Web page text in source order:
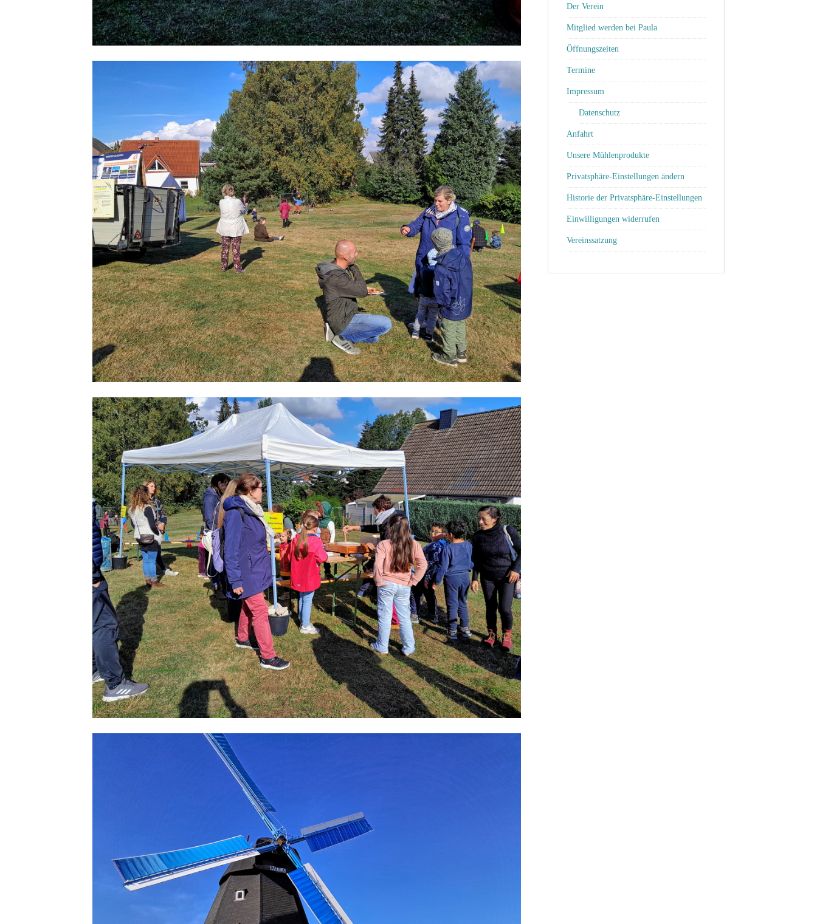
Der Verein
Mitglied werden bei Paula
Öffnungszeiten
Termine
Impressum
Datenschutz
Anfahrt
Unsere Mühlenprodukte
Privatsphäre-Einstellungen ändern
Historie der Privatsphäre-Einstellungen
Einwilligungen widerrufen
Vereinssatzung